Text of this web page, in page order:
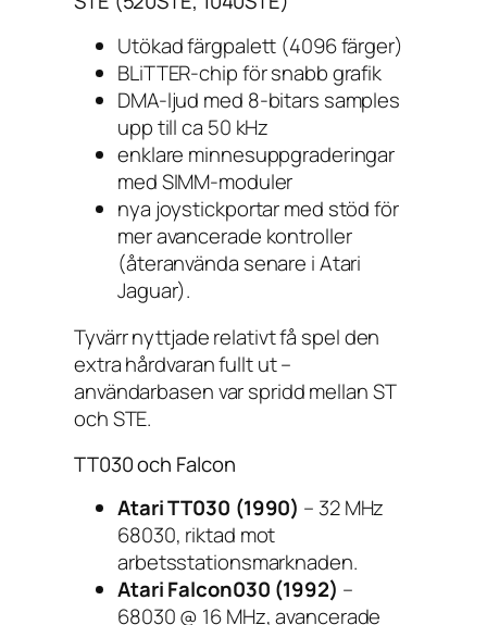
Utökad färgpalett (4096 färger)
BLiTTER-chip för snabb grafik
DMA-ljud med 8-bitars samples
upp till ca 50 kHz
enklare minnesuppgraderingar
med SIMM-moduler
nya joystickportar med stöd för
mer avancerade kontroller
(återanvända senare i Atari
Jaguar).
Tyvärr nyttjade relativt få spel den
extra hårdvaran fullt ut –
användarbasen var spridd mellan ST
och STE.
TT030 och Falcon
Atari TT030 (1990) – 32 MHz
68030, riktad mot
arbetsstationsmarknaden.
Atari Falcon030 (1992) –
68030 @ 16 MHz, avancerade